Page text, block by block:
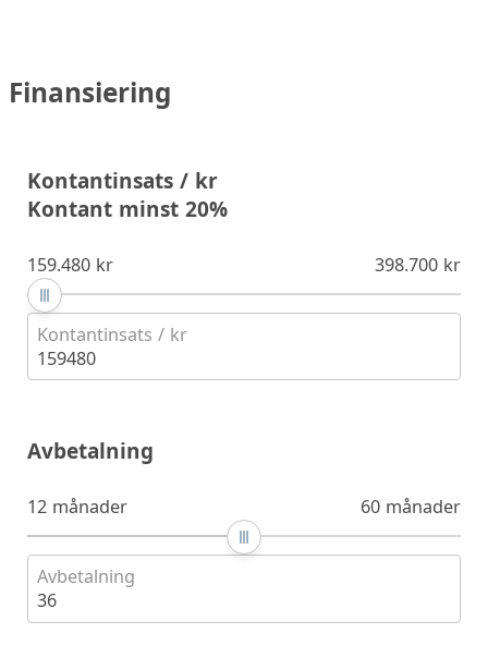
Finansiering
Kontantinsats / kr
Kontant minst 20%
159.480 kr 398.700 kr
Kontantinsats / kr
159480
Avbetalning
12 månader 60 månader
Avbetalning
36